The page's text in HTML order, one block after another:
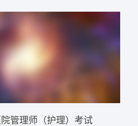
管理师（护理）考试